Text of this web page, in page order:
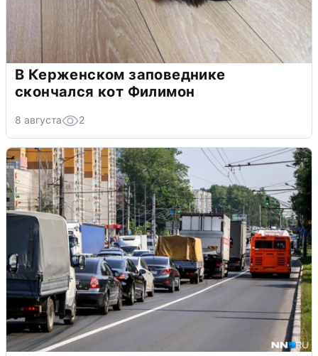
В Керженском заповеднике
скончался кот Филимон
8 августа 2